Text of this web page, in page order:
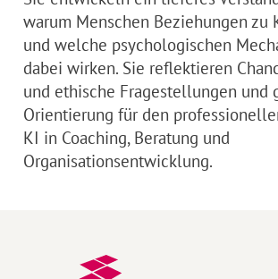
warum Menschen Beziehungen zu
und welche psychologischen
dabei wirken. Sie reflektieren
und ethische Fragestellungen und
Orientierung für den
KI in Coaching, Beratung und
Organisationsentwicklung.